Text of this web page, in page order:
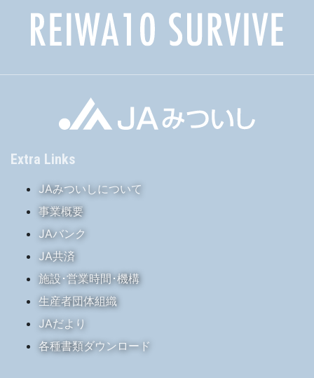
Extra Links
JAみついしについて
事業概要
JAバンク
JA共済
施設･営業時間･機構
生産者団体組織
JAだより
各種書類ダウンロード